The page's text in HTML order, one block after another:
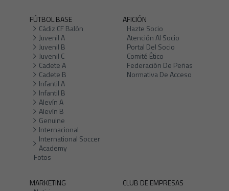
FÚTBOL BASE
Cádiz CF Balón
Juvenil A
Juvenil B
Juvenil C
Cadete A
Cadete B
Infantil A
Infantil B
Alevín A
Alevín B
Genuine
Internacional
International Soccer
Academy
Fotos
AFICIÓN
Hazte Socio
Atención Al Socio
Portal Del Socio
Comité Ético
Federación De Peñas
Normativa De Acceso
MARKETING
CLUB DE EMPRESAS